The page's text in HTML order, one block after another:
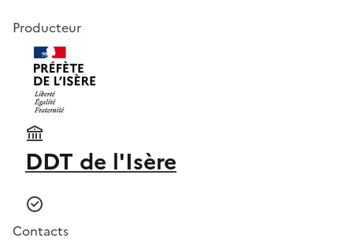
Producteur
DDT de l'Isère
Contacts